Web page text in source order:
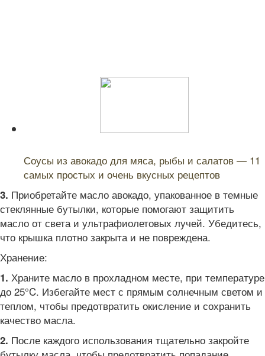
Соусы из авокадо для мяса, рыбы и салатов — 11
самых простых и очень вкусных рецептов
3. Приобретайте масло авокадо, упакованное в темные
стеклянные бутылки, которые помогают защитить
масло от света и ультрафиолетовых лучей. Убедитесь,
что крышка плотно закрыта и не повреждена.
Хранение:
1. Храните масло в прохладном месте, при температуре
до 25°C. Избегайте мест с прямым солнечным светом и
теплом, чтобы предотвратить окисление и сохранить
качество масла.
2. После каждого использования тщательно закройте